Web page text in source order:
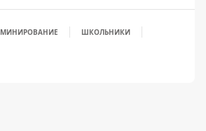
МИНИРОВАНИЕ
ШКОЛЬНИКИ